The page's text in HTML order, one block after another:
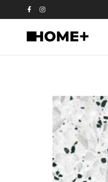
Wieszaki sufitowe
Wieszaki ścienne
Stojaki
Stoliki